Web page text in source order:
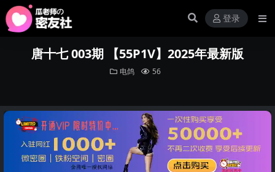
登录
唐十七 003期 【55P1V】2025年最新版
电鸽 56